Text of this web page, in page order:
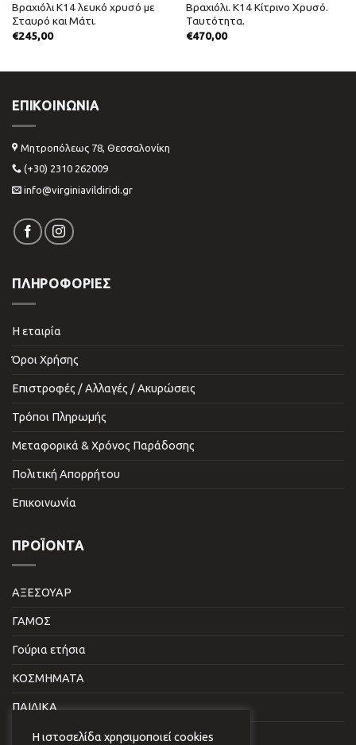
Βραχιόλι Κ14 λευκό χρυσό με
Σταυρό και Μάτι.
€245,00
Βραχιόλι. Κ14 Κίτρινο Χρυσό.
Ταυτότητα.
€470,00
ΕΠΙΚΟΙΝΩΝΊΑ
Μητροπόλεως 78, Θεσσαλονίκη
(+30) 2310 262009
info@virginiavildiridi.gr
ΠΛΗΡΟΦΟΡΙΕΣ
Η εταιρία
Όροι Χρήσης
Επιστροφές / Αλλαγές / Ακυρώσεις
Τρόποι Πληρωμής
Μεταφορικά & Χρόνος Παράδοσης
Πολιτική Απορρήτου
Επικοινωνία
ΠΡΟΪΌΝΤΑ
ΑΞΕΣΟΥΑΡ
ΓΑΜΟΣ
Γούρια ετήσια
ΚΟΣΜΗΜΑΤΑ
ΠΑΙΔΙΚΑ
ΣΠΙΤΙ & ΓΡΑΦΕΙΟ
Η ιστοσελίδα χρησιμοποιεί cookies